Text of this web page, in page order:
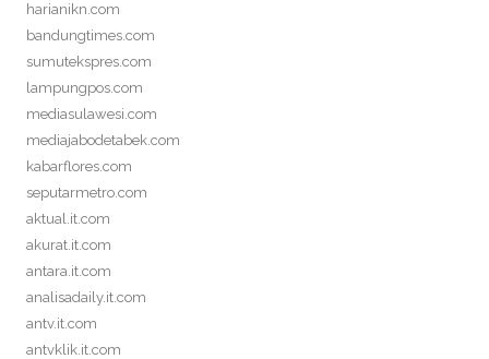
harianikn.com
bandungtimes.com
sumutekspres.com
lampungpos.com
mediasulawesi.com
mediajabodetabek.com
kabarflores.com
seputarmetro.com
aktual.it.com
akurat.it.com
antara.it.com
analisadaily.it.com
antv.it.com
antvklik.it.com